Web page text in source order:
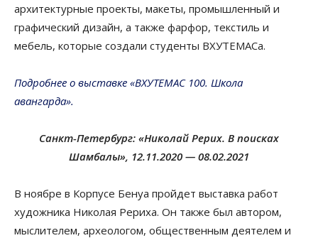
архитектурные проекты, макеты, промышленный и
графический дизайн, а также фарфор, текстиль и
мебель, которые создали студенты ВХУТЕМАСа.
Подробнее о выставке «ВХУТЕМАС 100. Школа
авангарда».
Санкт-Петербург: «Николай Рерих. В поисках
Шамбалы», 12.11.2020 — 08.02.2021
В ноябре в Корпусе Бенуа пройдет выставка работ
художника Николая Рериха. Он также был автором,
мыслителем, археологом, общественным деятелем и